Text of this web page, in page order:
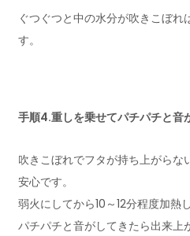
ぐつぐつと中の水分が吹きこぼれ
す。
手順4.重しを乗せてパチパチと音
吹きこぼれでフタが持ち上がらな
安心です。
弱火にしてから10～12分程度加熱
パチパチと音がしてきたら出来上